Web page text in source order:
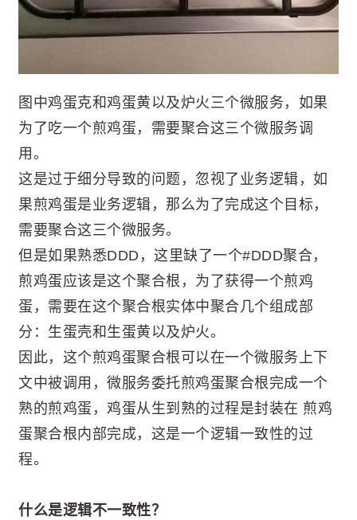
图中鸡蛋克和鸡蛋黄以及炉火三个微服务，如果
为了吃一个煎鸡蛋，需要聚合这三个微服务调
用。
这是过于细分导致的问题，忽视了业务逻辑，如
果煎鸡蛋是业务逻辑，那么为了完成这个目标，
需要聚合这三个微服务。
但是如果熟悉DDD，这里缺了一个#DDD聚合，
煎鸡蛋应该是这个聚合根，为了获得一个煎鸡
蛋，需要在这个聚合根实体中聚合几个组成部
分：生蛋壳和生蛋黄以及炉火。
因此，这个煎鸡蛋聚合根可以在一个微服务上下
文中被调用，微服务委托煎鸡蛋聚合根完成一个
熟的煎鸡蛋，鸡蛋从生到熟的过程是封装在 煎鸡
蛋聚合根内部完成，这是一个逻辑一致性的过
程。
什么是逻辑不一致性？